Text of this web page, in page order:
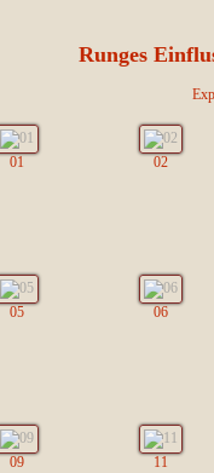
Runges
01 02
05 06
09 11